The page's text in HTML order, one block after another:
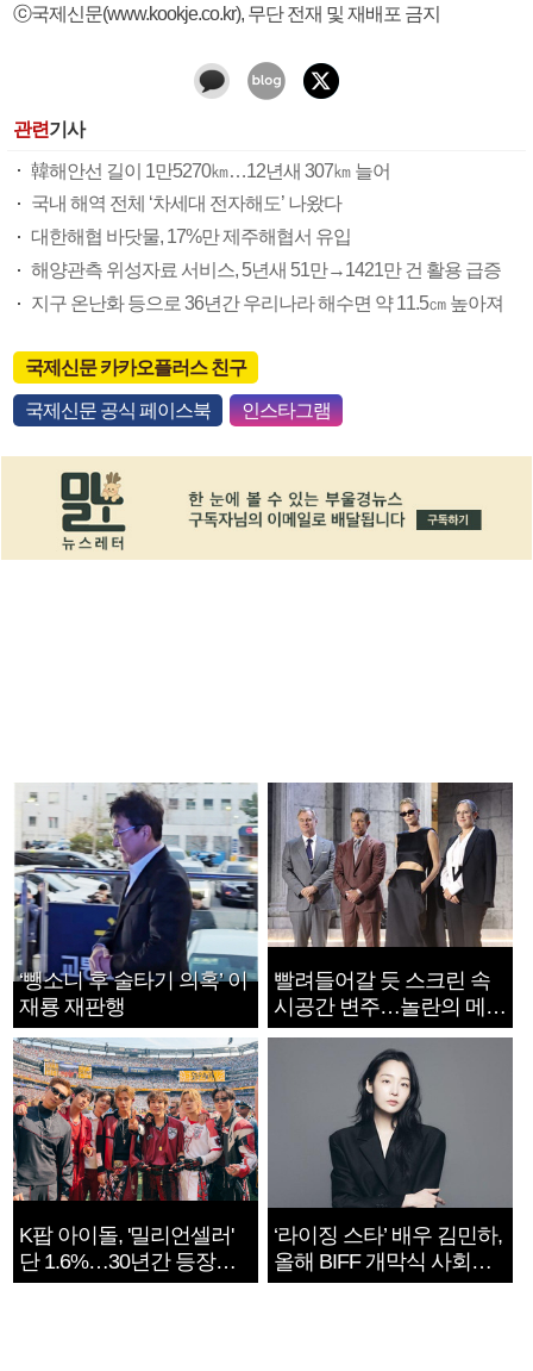
ⓒ국제신문(www.kookje.co.kr), 무단 전재 및 재배포 금지
관련기사
韓해안선 길이 1만5270㎞…12년새 307㎞ 늘어
국내 해역 전체 ‘차세대 전자해도’ 나왔다
대한해협 바닷물, 17%만 제주해협서 유입
해양관측 위성자료 서비스, 5년새 51만→1421만 건 활용 급증
지구 온난화 등으로 36년간 우리나라 해수면 약 11.5㎝ 높아져
국제신문 카카오플러스 친구
국제신문 공식 페이스북 인스타그램
‘뺑소니 후 술타기 의혹’ 이
재룡 재판행
빨려들어갈 듯 스크린 속
시공간 변주…놀란의 메시
지는 ‘전쟁 속죄’
K팝 아이돌, '밀리언셀러'
단 1.6%…30년간 등장
1182개팀 전수조사
‘라이징 스타’ 배우 김민하,
올해 BIFF 개막식 사회자
확정